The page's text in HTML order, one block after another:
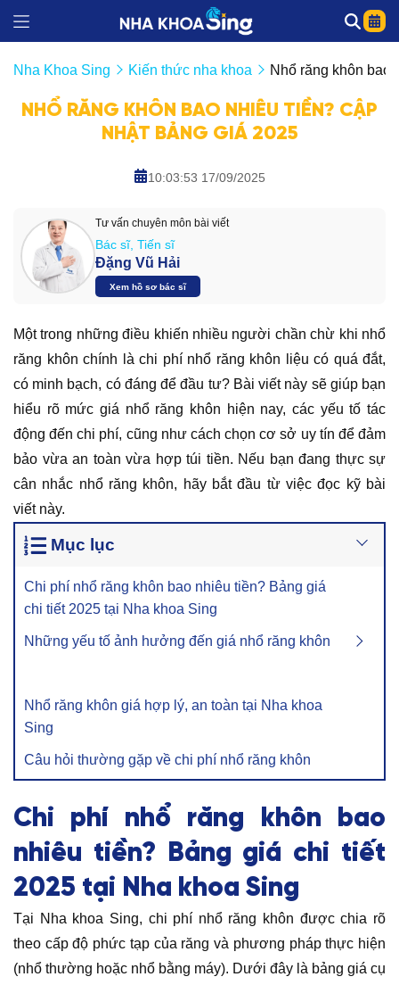
Nha Khoa Sing Kiến thức nha khoa Nhổ răng khôn bao
NHỔ RĂNG KHÔN BAO NHIÊU TIỀN? CẬP
NHẬT BẢNG GIÁ 2025
10:03:53 17/09/2025
Tư vấn chuyên môn bài viết
Bác sĩ, Tiến sĩ
Đặng Vũ Hải
Xem hồ sơ bác sĩ
Một trong những điều khiến nhiều người chần chừ khi nhổ
răng khôn chính là chi phí nhổ răng khôn liệu có quá đắt,
có minh bạch, có đáng để đầu tư? Bài viết này sẽ giúp bạn
hiểu rõ mức giá nhổ răng khôn hiện nay, các yếu tố tác
động đến chi phí, cũng như cách chọn cơ sở uy tín để đảm
bảo vừa an toàn vừa hợp túi tiền. Nếu bạn đang thực sự
cân nhắc nhổ răng khôn, hãy bắt đầu từ việc đọc kỹ bài
viết này.
Mục lục
Chi phí nhổ răng khôn bao nhiêu tiền? Bảng giá
chi tiết 2025 tại Nha khoa Sing
Những yếu tố ảnh hưởng đến giá nhổ răng khôn
Nhổ răng khôn giá hợp lý, an toàn tại Nha khoa
Sing
Câu hỏi thường gặp về chi phí nhổ răng khôn
Chi phí nhổ răng khôn bao
nhiêu tiền? Bảng giá chi tiết
2025 tại Nha khoa Sing
Tại Nha khoa Sing, chi phí nhổ răng khôn được chia rõ
theo cấp độ phức tạp của răng và phương pháp thực hiện
(nhổ thường hoặc nhổ bằng máy). Dưới đây là bảng giá cụ